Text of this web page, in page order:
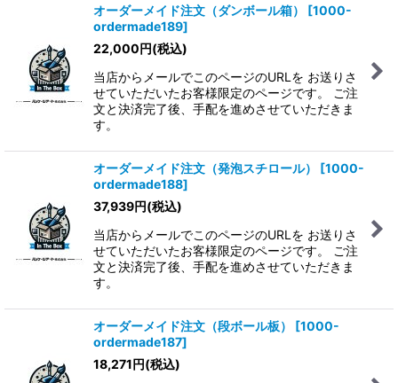
オーダーメイド注文（ダンボール箱） [1000-
ordermade189]
22,000円(税込)
当店からメールでこのページのURLを お送りさ
せていただいたお客様限定のページです。 ご注
文と決済完了後、手配を進めさせていただきま
す。
オーダーメイド注文（発泡スチロール） [1000-
ordermade188]
37,939円(税込)
当店からメールでこのページのURLを お送りさ
せていただいたお客様限定のページです。 ご注
文と決済完了後、手配を進めさせていただきま
す。
オーダーメイド注文（段ボール板） [1000-
ordermade187]
18,271円(税込)